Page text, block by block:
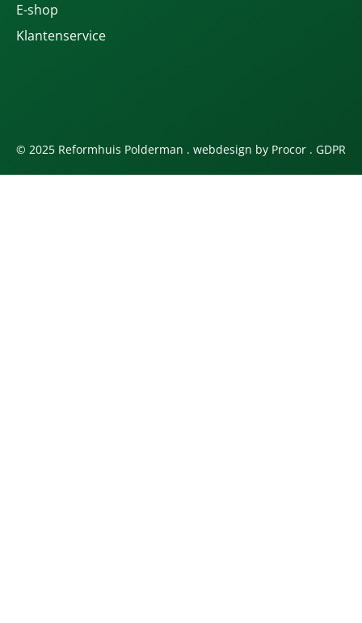
E-shop
Klantenservice
© 2025 Reformhuis Polderman . webdesign by Procor . GDPR